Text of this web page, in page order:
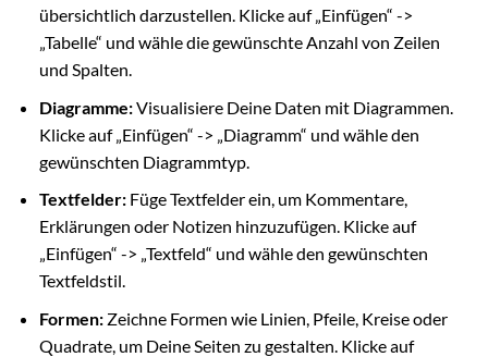
übersichtlich darzustellen. Klicke auf „Einfügen“ ->
„Tabelle“ und wähle die gewünschte Anzahl von Zeilen
und Spalten.
Diagramme:Visualisiere Deine Daten mit Diagrammen.
Klicke auf „Einfügen“ -> „Diagramm“ und wähle den
gewünschten Diagrammtyp.
Textfelder:Füge Textfelder ein, um Kommentare,
Erklärungen oder Notizen hinzuzufügen. Klicke auf
„Einfügen“ -> „Textfeld“ und wähle den gewünschten
Textfeldstil.
Formen:Zeichne Formen wie Linien, Pfeile, Kreise oder
Quadrate, um Deine Seiten zu gestalten. Klicke auf